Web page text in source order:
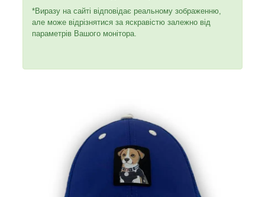
*Виразу на сайті відповідає реальному зображенню,
але може відрізнятися за яскравістю залежно від
параметрів Вашого монітора.